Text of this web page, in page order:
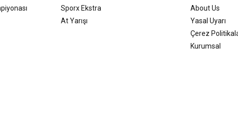
Sporx Ekstra
At Yarışı
About Us
Yasal Uyarı
Çerez
Kurumsal